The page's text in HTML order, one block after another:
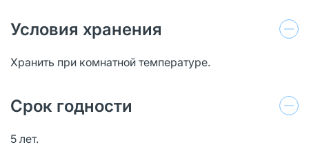
Условия хранения
Хранить при комнатной температуре.
Срок годности
5 лет.